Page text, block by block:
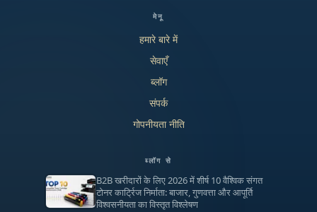
मेनू
हमारे बारे में
सेवाएँ
ब्लॉग
संपर्क
गोपनीयता नीति
ब्लॉग से
B2B खरीदारों के लिए 2026 में शीर्ष 10 वैश्विक संगत
टोनर कार्ट्रिज निर्माता: बाजार, गुणवत्ता और आपूर्ति
विश्वसनीयता का विस्तृत विश्लेषण